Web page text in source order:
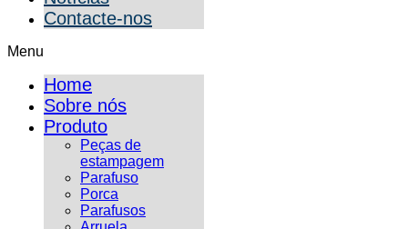
Contacte-nos
Menu
Home
Sobre nós
Produto
Peças de
estampagem
Parafuso
Porca
Parafusos